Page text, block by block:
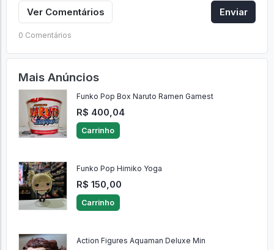
Ver Comentários Enviar
0 Comentários
Mais Anúncios
Funko Pop Box Naruto Ramen Gamest
R$ 400,04
Carrinho
Funko Pop Himiko Yoga
R$ 150,00
Carrinho
Action Figures Aquaman Deluxe Min